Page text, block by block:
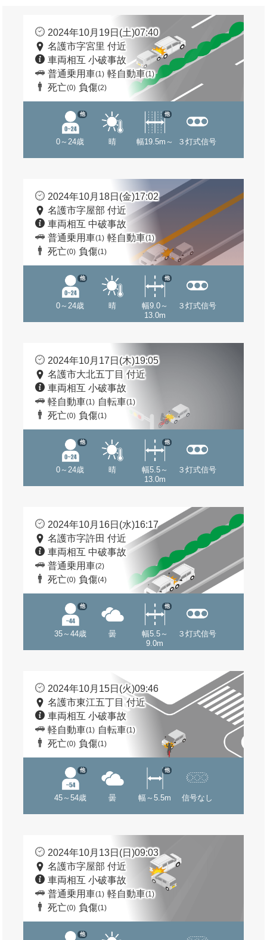
2024年10月19日(土)07:40
名護市字宮里 付近
車両相互 小破事故
普通乗用車(1) 軽自動車(1)
死亡(0) 負傷(2)
0～24歳
他
晴 幅19.5m～
他
３灯式信号
2024年10月18日(金)17:02
名護市字屋部 付近
車両相互 中破事故
普通乗用車(1) 軽自動車(1)
死亡(0) 負傷(1)
0～24歳
他
晴
幅9.0～
13.0m
他
３灯式信号
2024年10月17日(木)19:05
名護市大北五丁目 付近
車両相互 小破事故
軽自動車(1) 自転車(1)
死亡(0) 負傷(1)
0～24歳
他
晴
幅5.5～
13.0m
他
３灯式信号
2024年10月16日(水)16:17
名護市字許田 付近
車両相互 中破事故
普通乗用車(2)
死亡(0) 負傷(4)
35～44歳
他
曇
幅5.5～
9.0m
他
３灯式信号
2024年10月15日(火)09:46
名護市東江五丁目 付近
車両相互 小破事故
軽自動車(1) 自転車(1)
死亡(0) 負傷(1)
45～54歳
他
曇 幅～5.5m
他
信号なし
2024年10月13日(日)09:03
名護市字屋部 付近
車両相互 小破事故
普通乗用車(1) 軽自動車(1)
死亡(0) 負傷(1)
他